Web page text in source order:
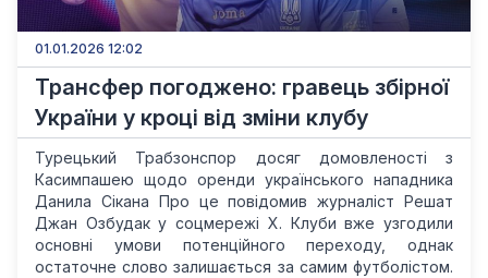
01.01.2026 12:02
Трансфер погоджено: гравець збірної
України у кроці від зміни клубу
Турецький Трабзонспор досяг домовленості з
Касимпашею щодо оренди українського нападника
Данила Сікана Про це повідомив журналіст Решат
Джан Озбудак у соцмережі X. Клуби вже узгодили
основні умови потенційного переходу, однак
остаточне слово залишається за самим футболістом.